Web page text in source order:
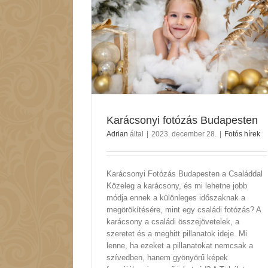
Karácsonyi fotózás Budapesten
Adrian által 2023. december 28. Fotós hírek
Karácsonyi Fotózás Budapesten a Családdal
Közeleg a karácsony, és mi lehetne jobb
módja ennek a különleges időszaknak a
megörökítésére, mint egy családi fotózás? A
karácsony a családi összejövetelek, a
szeretet és a meghitt pillanatok ideje. Mi
lenne, ha ezeket a pillanatokat nemcsak a
szívedben, hanem gyönyörű képek